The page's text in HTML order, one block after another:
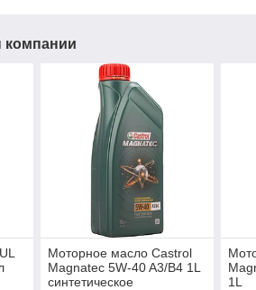
Моторное масло Castrol
Magnatec 5W-40 A3/B4 1L
синтетическое
1L